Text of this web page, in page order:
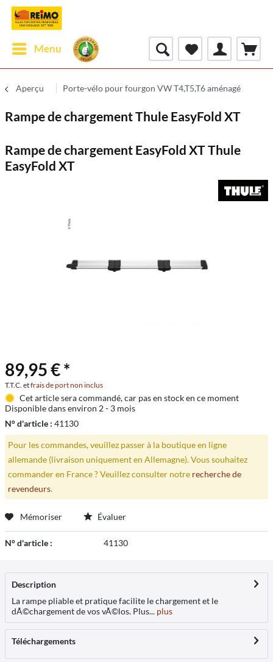
Menu
Aperçu Porte-vélo pour fourgon VW T4,T5,T6 aménagé
Rampe de chargement Thule EasyFold XT
Rampe de chargement EasyFold XT Thule
EasyFold XT
89,95 € *
T.T.C. etfrais de port non inclus
Cet article sera commandé, car pas en stock en ce moment
Disponible dans environ 2 - 3 mois
N° d'article : 41130
Pour les commandes, veuillez passer à la boutique en ligne
allemande (livraison uniquement en Allemagne). Vous souhaitez
commander en France ? Veuillez consulter notre recherche de
revendeurs.
Mémoriser Évaluer
N° d'article : 41130
Description
La rampe pliable et pratique facilite le chargement et le
dÃ©chargement de vos vÃ©los. Plus... plus
Téléchargements